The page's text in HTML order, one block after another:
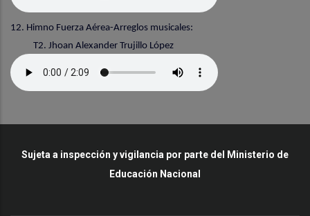
12. Himno Fuerza Aérea-Arreglos musicales:
T2. Jhoan Alexander Trujillo López
Sujeta a inspección y vigilancia por parte del Ministerio de
Educación Nacional